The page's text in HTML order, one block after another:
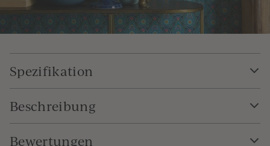
Spezifikation
Beschreibung
Bewertungen